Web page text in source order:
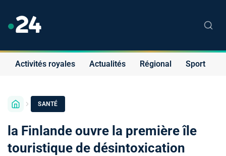
Activités royales Actualités Régional Sport
SANTÉ
la Finlande ouvre la première île
touristique de désintoxication